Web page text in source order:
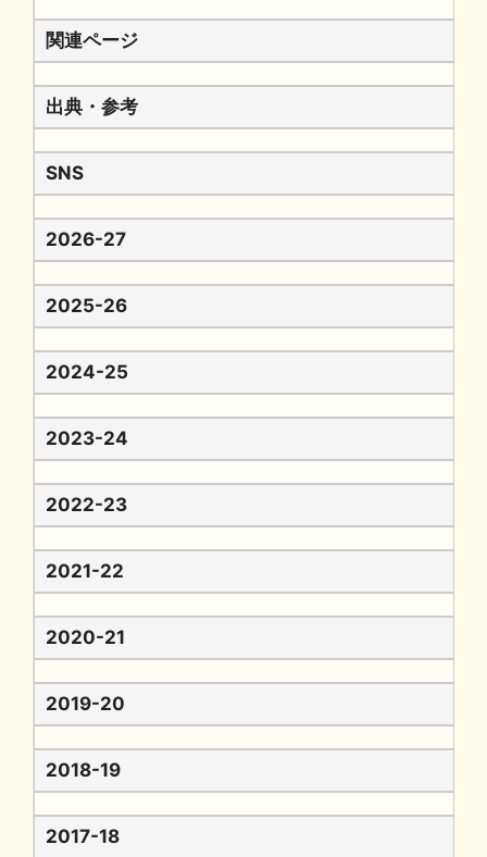
関連ページ
出典・参考
SNS
2026-27
2025-26
2024-25
2023-24
2022-23
2021-22
2020-21
2019-20
2018-19
2017-18